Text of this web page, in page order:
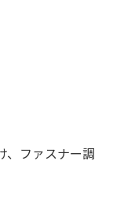
、ファスナー調